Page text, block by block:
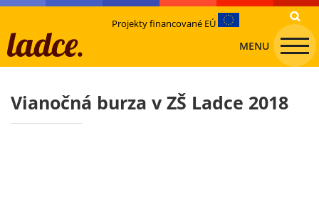
Projekty financované EÚ
MENU
Vianočná burza v ZŠ Ladce 2018